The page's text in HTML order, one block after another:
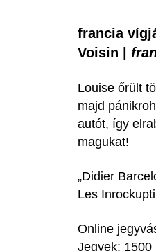
francia
Voisin |
Louise őrült
majd
autót, így
magukat!
„Didier
Les
Online
Jegyek: 1500